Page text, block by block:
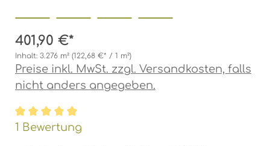
401,90 €*
Inhalt: 3.276 m² (122,68 €* / 1 m²)
Preise inkl. MwSt. zzgl. Versandkosten, falls
nicht anders angegeben.
Durchschnittliche Bewertung von 5 von 5
1 Bewertung